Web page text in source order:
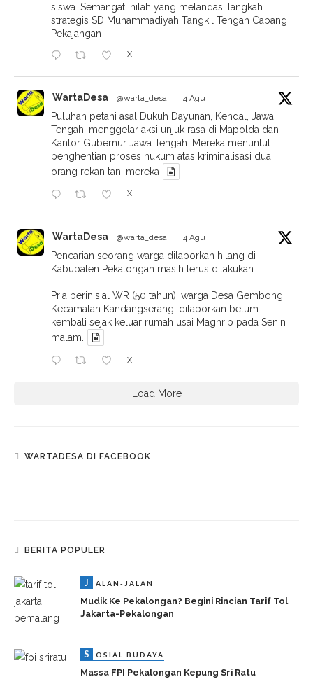
siswa. Semangat inilah yang melandasi langkah
strategis SD Muhammadiyah Tangkil Tengah Cabang
Pekajangan
X
WartaDesa @warta_desa · 4 Agu
Puluhan petani asal Dukuh Dayunan, Kendal, Jawa
Tengah, menggelar aksi unjuk rasa di Mapolda dan
Kantor Gubernur Jawa Tengah. Mereka menuntut
penghentian proses hukum atas kriminalisasi dua
orang rekan tani mereka
X
WartaDesa @warta_desa · 4 Agu
Pencarian seorang warga dilaporkan hilang di
Kabupaten Pekalongan masih terus dilakukan.
Pria berinisial WR (50 tahun), warga Desa Gembong,
Kecamatan Kandangserang, dilaporkan belum
kembali sejak keluar rumah usai Maghrib pada Senin
malam.
X
Load More
WARTADESA DI FACEBOOK
BERITA POPULER
J ALAN-JALAN
Mudik Ke Pekalongan? Begini Rincian Tarif Tol
Jakarta-Pekalongan
S OSIAL BUDAYA
Massa FPI Pekalongan Kepung Sri Ratu